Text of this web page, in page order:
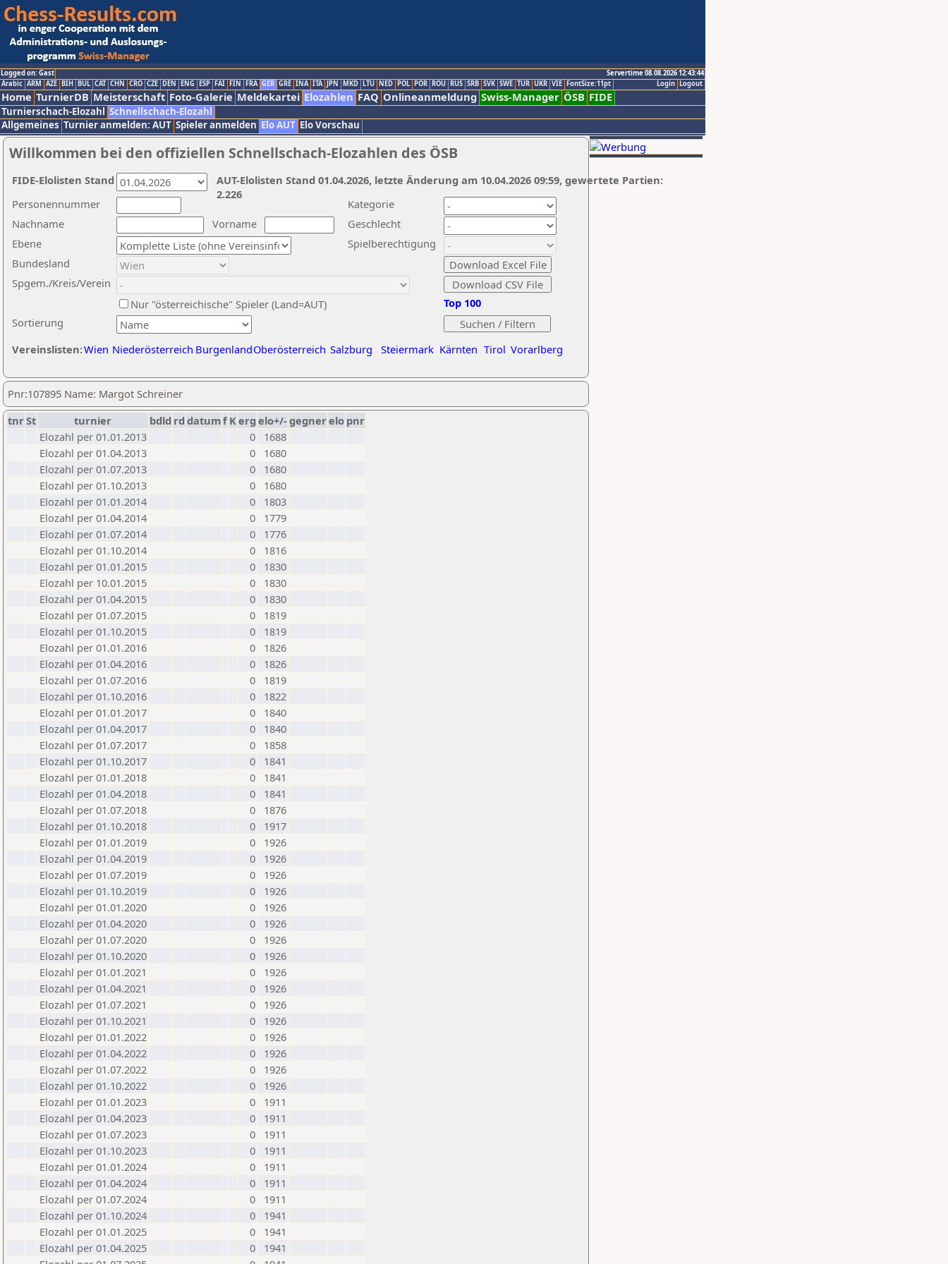
Logged on: Gast
Servertime 08.08.2026 12:43:44
Logout
Login
Arabic ARM AZE BIH BUL CAT CHN CRO CZE DEN ENG ESP FAI FIN FRA GER GRE INA ITA JPN MKD LTU NED POL POR ROU RUS SRB SVK SWE TUR UKR VIE FontSize:11pt
Home TurnierDB Meisterschaft Foto-Galerie Meldekartei Elozahlen FAQ Onlineanmeldung Swiss-Manager ÖSB FIDE
Turnierschach-Elozahl Schnellschach-Elozahl
Allgemeines Turnier anmelden: AUT Spieler anmelden Elo AUT Elo Vorschau
Willkommen bei den offiziellen Schnellschach-Elozahlen des ÖSB
Nachname
Vorname
Ebene
Kategorie
Sortierung
Personennummer
Bundesland
Spgem./Kreis/Verein
Geschlecht
Nur "österreichische" Spieler (Land=AUT)
Spielberechtigung
Vereinslisten:Wien Niederösterreich BurgenlandOberösterreich Salzburg Steiermark Kärnten Tirol Vorarlberg
Top 100
AUT-Elolisten Stand 01.04.2026, letzte Änderung am 10.04.2026 09:59, gewertete Partien:
2.226
FIDE-Elolisten Stand
Pnr:107895 Name: Margot Schreiner
tnrSt turnier bdld rd datumf Kerg elo+/-gegnerelo pnr
Elozahl per 01.01.2013
0
1688
Elozahl per 01.04.2013
0
1680
Elozahl per 01.07.2013
0
1680
Elozahl per 01.10.2013
0
1680
Elozahl per 01.01.2014
0
1803
Elozahl per 01.04.2014
0
1779
Elozahl per 01.07.2014
0
1776
Elozahl per 01.10.2014
0
1816
Elozahl per 01.01.2015
0
1830
Elozahl per 10.01.2015
0
1830
Elozahl per 01.04.2015
0
1830
Elozahl per 01.07.2015
0
1819
Elozahl per 01.10.2015
0
1819
Elozahl per 01.01.2016
0
1826
Elozahl per 01.04.2016
0
1826
Elozahl per 01.07.2016
0
1819
Elozahl per 01.10.2016
0
1822
Elozahl per 01.01.2017
0
1840
Elozahl per 01.04.2017
0
1840
Elozahl per 01.07.2017
0
1858
Elozahl per 01.10.2017
0
1841
Elozahl per 01.01.2018
0
1841
Elozahl per 01.04.2018
0
1841
Elozahl per 01.07.2018
0
1876
Elozahl per 01.10.2018
0
1917
Elozahl per 01.01.2019
0
1926
Elozahl per 01.04.2019
0
1926
Elozahl per 01.07.2019
0
1926
Elozahl per 01.10.2019
0
1926
Elozahl per 01.01.2020
0
1926
Elozahl per 01.04.2020
0
1926
Elozahl per 01.07.2020
0
1926
Elozahl per 01.10.2020
0
1926
Elozahl per 01.01.2021
0
1926
Elozahl per 01.04.2021
0
1926
Elozahl per 01.07.2021
0
1926
Elozahl per 01.10.2021
0
1926
Elozahl per 01.01.2022
0
1926
Elozahl per 01.04.2022
0
1926
Elozahl per 01.07.2022
0
1926
Elozahl per 01.10.2022
0
1926
Elozahl per 01.01.2023
0
1911
Elozahl per 01.04.2023
0
1911
Elozahl per 01.07.2023
0
1911
Elozahl per 01.10.2023
0
1911
Elozahl per 01.01.2024
0
1911
Elozahl per 01.04.2024
0
1911
Elozahl per 01.07.2024
0
1911
Elozahl per 01.10.2024
0
1941
Elozahl per 01.01.2025
0
1941
Elozahl per 01.04.2025
0
1941